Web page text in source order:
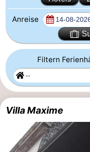
Übernachten
Appartements
Campingplätze
Ferienhäuser
-
Breeduyn
Village
Hippodroom
Hotels
Anreise
Filtern
Villa Maxime